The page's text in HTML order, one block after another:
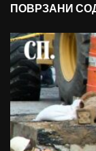
ПОВРЗАНИ